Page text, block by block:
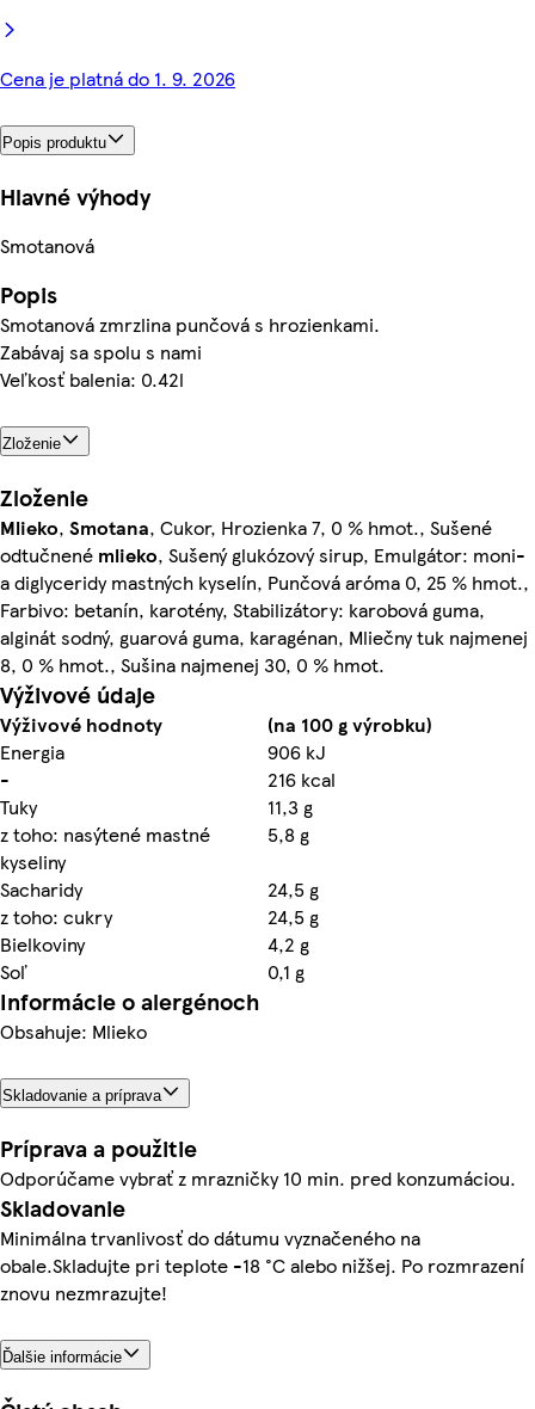
Cena je platná do 1. 9. 2026
Popis produktu
Hlavné výhody
Smotanová
Popis
Smotanová zmrzlina punčová s hrozienkami.
Zabávaj sa spolu s nami
Veľkosť balenia: 0.42l
Zloženie
Zloženie
Mlieko, Smotana, Cukor, Hrozienka 7, 0 % hmot., Sušené
odtučnené mlieko, Sušený glukózový sirup, Emulgátor: moni-
a diglyceridy mastných kyselín, Punčová aróma 0, 25 % hmot.,
Farbivo: betanín, karotény, Stabilizátory: karobová guma,
alginát sodný, guarová guma, karagénan, Mliečny tuk najmenej
8, 0 % hmot., Sušina najmenej 30, 0 % hmot.
Výživové údaje
Výživové hodnoty
(na 100 g výrobku)
Energia
906 kJ
-
216 kcal
Tuky
11,3 g
z toho: nasýtené mastné
kyseliny
5,8 g
Sacharidy
24,5 g
z toho: cukry
24,5 g
Bielkoviny
4,2 g
Soľ
0,1 g
Informácie o alergénoch
Obsahuje: Mlieko
Skladovanie a príprava
Príprava a použitie
Odporúčame vybrať z mrazničky 10 min. pred konzumáciou.
Skladovanie
Minimálna trvanlivosť do dátumu vyznačeného na
obale.Skladujte pri teplote -18 °C alebo nižšej. Po rozmrazení
znovu nezmrazujte!
Ďalšie informácie